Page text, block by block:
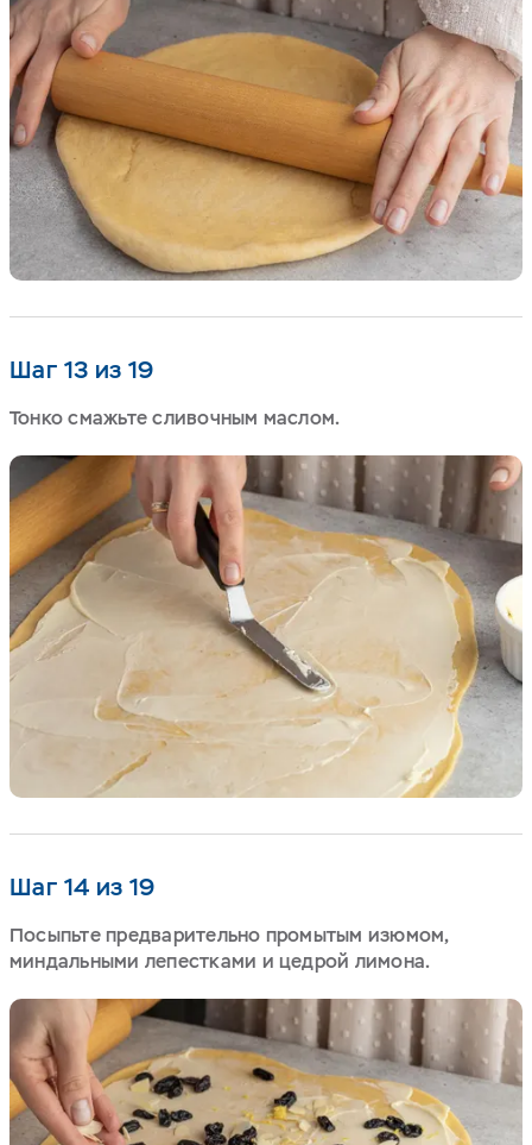
Шаг 13 из 19
Тонко смажьте сливочным маслом.
Шаг 14 из 19
Посыпьте предварительно промытым изюмом,
миндальными лепестками и цедрой лимона.